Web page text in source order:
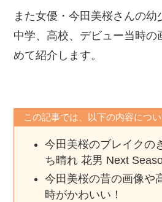
また女優・今田美桜さんの幼
中学、高校、デビュー当時の
めて紹介します。
この記事では、以下の内容につ
今田美桜のブレイクの
ち晴れ 花男 Next
今田美桜の昔の画像や
時がかわいい！